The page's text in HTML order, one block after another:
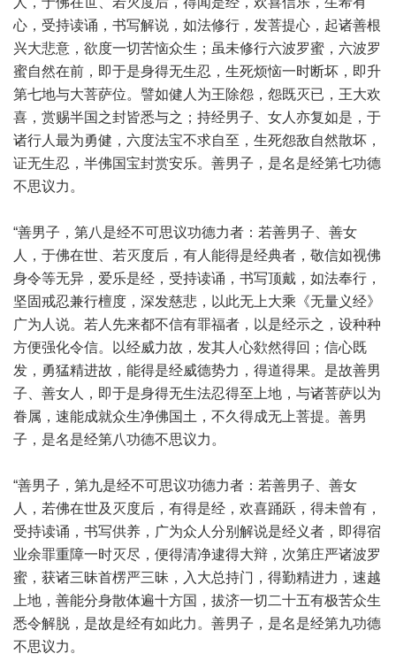
心，受持读诵，书写解说，如法修行，发菩提心，起诸善根
兴大悲意，欲度一切苦恼众生；虽未修行六波罗蜜，六波罗
蜜自然在前，即于是身得无生忍，生死烦恼一时断坏，即升
第七地与大菩萨位。譬如健人为王除怨，怨既灭已，王大欢
喜，赏赐半国之封皆悉与之；持经男子、女人亦复如是，于
诸行人最为勇健，六度法宝不求自至，生死怨敌自然散坏，
证无生忍，半佛国宝封赏安乐。善男子，是名是经第七功德
不思议力。
“善男子，第八是经不可思议功德力者：若善男子、善女
人，于佛在世、若灭度后，有人能得是经典者，敬信如视佛
身令等无异，爱乐是经，受持读诵，书写顶戴，如法奉行，
坚固戒忍兼行檀度，深发慈悲，以此无上大乘《无量义经》
广为人说。若人先来都不信有罪福者，以是经示之，设种种
方便强化令信。以经威力故，发其人心欻然得回；信心既
发，勇猛精进故，能得是经威德势力，得道得果。是故善男
子、善女人，即于是身得无生法忍得至上地，与诸菩萨以为
眷属，速能成就众生净佛国土，不久得成无上菩提。善男
子，是名是经第八功德不思议力。
“善男子，第九是经不可思议功德力者：若善男子、善女
人，若佛在世及灭度后，有得是经，欢喜踊跃，得未曾有，
受持读诵，书写供养，广为众人分别解说是经义者，即得宿
业余罪重障一时灭尽，便得清净逮得大辩，次第庄严诸波罗
蜜，获诸三昧首楞严三昧，入大总持门，得勤精进力，速越
上地，善能分身散体遍十方国，拔济一切二十五有极苦众生
悉令解脱，是故是经有如此力。善男子，是名是经第九功德
不思议力。